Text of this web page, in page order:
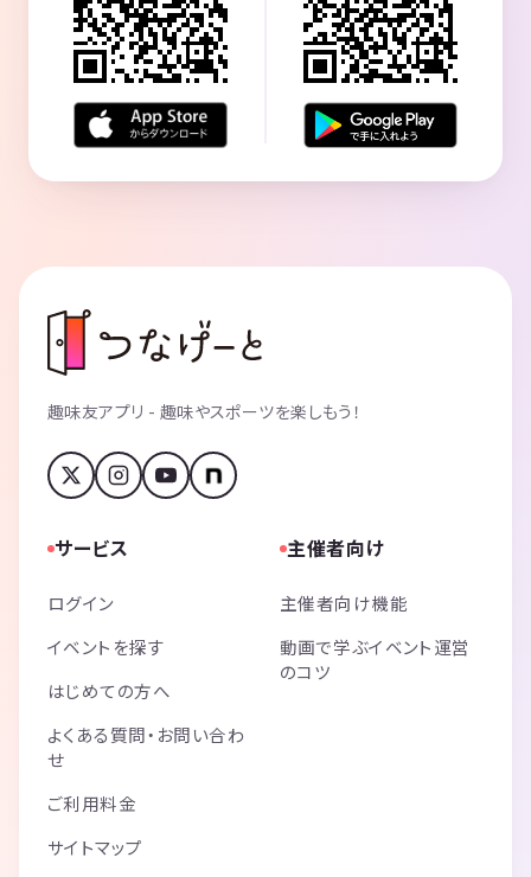
趣味友アプリ - 趣味やスポーツを楽しもう！
サービス
ログイン
イベントを探す
はじめての方へ
よくある質問・お問い合わ
せ
ご利用料金
サイトマップ
主催者向け
主催者向け機能
動画で学ぶイベント運営
のコツ